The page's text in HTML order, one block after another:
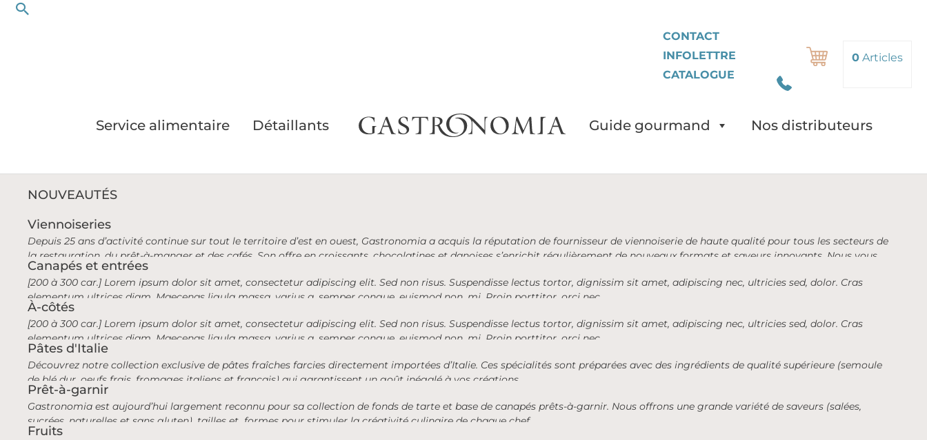
AllerRechercher
CONTACT
INFOLETTRE
CATALOGUE
Rechercher 0 Articles
Service alimentaire Détaillants Guide gourmand Nos distributeurs
NOUVEAUTÉS
Viennoiseries
Depuis 25 ans d’activité continue sur tout le territoire d’est en ouest, Gastronomia a acquis la réputation de fournisseur de viennoiserie de haute qualité pour tous les secteurs de
la restauration, du prêt-à-manger et des cafés. Son offre en croissants, chocolatines et danoises s’enrichit régulièrement de nouveaux formats et saveurs innovants. Nous vous
offrons aussi toute une gamme de mini-viennoiseries, de nouvelles propositions salées et aussi de viennoiseries pur beurre, prêtes à cuire.
Canapés et entrées
[200 à 300 car.] Lorem ipsum dolor sit amet, consectetur adipiscing elit. Sed non risus. Suspendisse lectus tortor, dignissim sit amet, adipiscing nec, ultricies sed, dolor. Cras
elementum ultrices diam. Maecenas ligula massa, varius a, semper congue, euismod non, mi. Proin porttitor, orci nec
À-côtés
[200 à 300 car.] Lorem ipsum dolor sit amet, consectetur adipiscing elit. Sed non risus. Suspendisse lectus tortor, dignissim sit amet, adipiscing nec, ultricies sed, dolor. Cras
elementum ultrices diam. Maecenas ligula massa, varius a, semper congue, euismod non, mi. Proin porttitor, orci nec
Pâtes d'Italie
Découvrez notre collection exclusive de pâtes fraîches farcies directement importées d’Italie. Ces spécialités sont préparées avec des ingrédients de qualité supérieure (semoule
de blé dur, oeufs frais, fromages italiens et français) qui garantissent un goût inégalé à vos créations.
Prêt-à-garnir
Gastronomia est aujourd’hui largement reconnu pour sa collection de fonds de tarte et base de canapés prêts-à-garnir. Nous offrons une grande variété de saveurs (salées,
sucrées, naturelles et sans gluten), tailles et formes pour stimuler la créativité culinaire de chaque chef.
Fruits